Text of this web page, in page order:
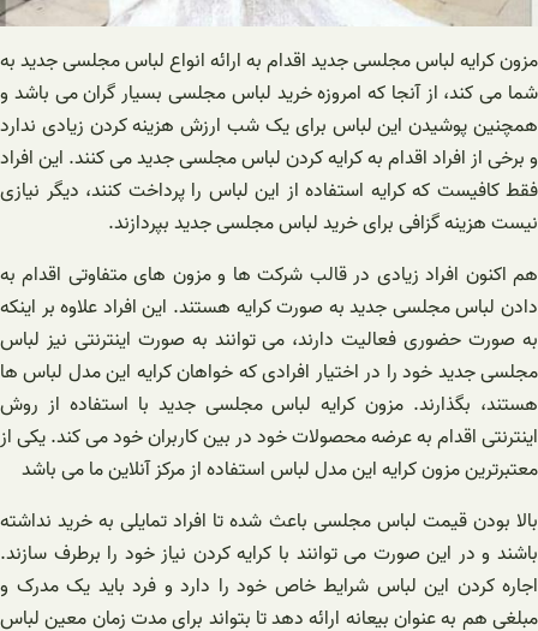
مزون کرایه لباس مجلسی جدید اقدام به ارائه انواع لباس مجلسی جدید به
شما می کند، از آنجا که امروزه خرید لباس مجلسی بسیار گران می باشد و
همچنین پوشیدن این لباس برای یک شب ارزش هزینه کردن زیادی ندارد
و برخی از افراد اقدام به کرایه کردن لباس مجلسی جدید می کنند. این افراد
فقط کافیست که کرایه استفاده از این لباس را پرداخت کنند، دیگر نیازی
نیست هزینه گزافی برای خرید لباس مجلسی جدید بپردازند.
هم اکنون افراد زیادی در قالب شرکت ‌ها و مزون های متفاوتی اقدام به
دادن لباس مجلسی جدید به صورت کرایه هستند. این افراد علاوه بر اینکه
به صورت حضوری فعالیت دارند، می توانند به صورت اینترنتی نیز لباس
مجلسی جدید خود را در اختیار افرادی که خواهان کرایه این مدل لباس ها
هستند، بگذارند. مزون کرایه لباس مجلسی جدید با استفاده از روش
اینترنتی اقدام به عرضه محصولات خود در بین کاربران خود می کند. یکی از
معتبرترین مزون کرایه این مدل لباس استفاده از مرکز آنلاین ما می باشد
بالا بودن قیمت لباس مجلسی باعث شده تا افراد تمایلی به خرید نداشته
باشند و در این صورت می توانند با کرایه کردن نیاز خود را برطرف سازند.
اجاره کردن این لباس شرایط خاص خود را دارد و فرد باید یک مدرک و
مبلغی هم به عنوان بیعانه ارائه دهد تا بتواند برای مدت زمان معین لباس